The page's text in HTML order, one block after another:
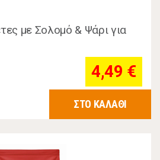
με Σολομό & Ψάρι για
4,49 €
ΣΤΟ ΚΑΛΑΘΙ